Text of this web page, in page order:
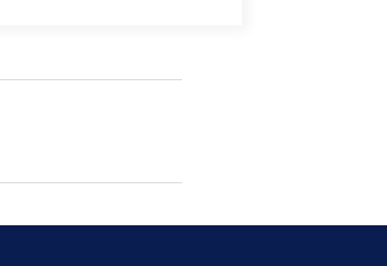
תוכלו לקבל חבילת שדרוגים
navigation